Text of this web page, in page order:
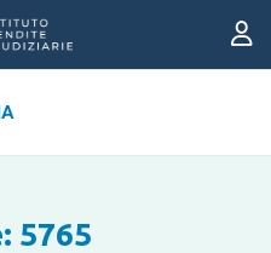
5765